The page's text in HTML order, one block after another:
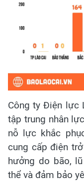
Công ty Điện lực
tập trung nhân
nỗ lực khắc
cung cấp điện
hưởng do bão,
thể và đảm bảo